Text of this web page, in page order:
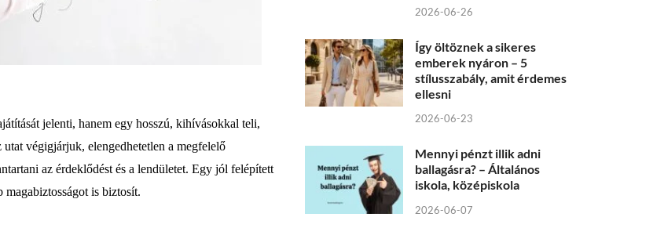
jelenti, hanem egy hosszú, kihívásokkal teli,
végigjárjuk, elengedhetetlen a megfelelő
az érdeklődést és a lendületet. Egy jól felépített
magabiztosságot is biztosít.
2026-06-26
Így öltöznek a sikeres
emberek nyáron – 5
stílusszabály, amit érdemes
ellesni
2026-06-23
Mennyi pénzt illik adni
ballagásra? – Általános
iskola, középiskola
2026-06-07